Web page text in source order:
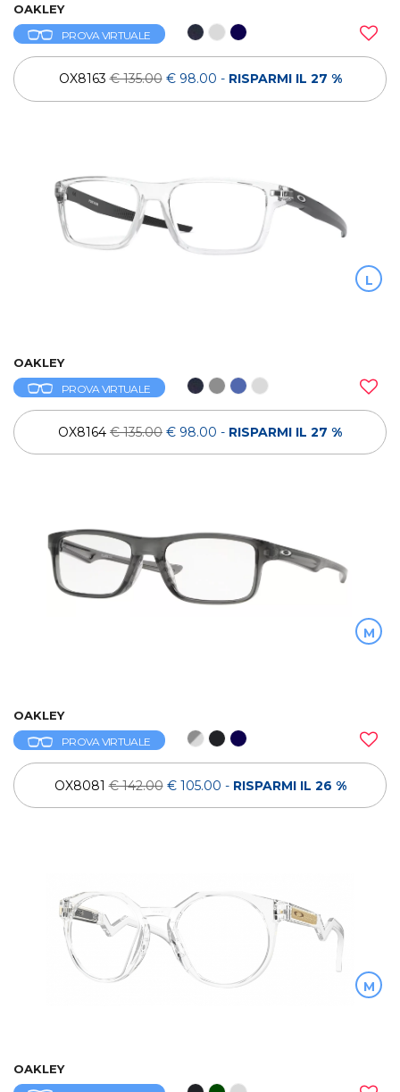
OAKLEY
PROVA VIRTUALE
OX8163€ 135.00 € 98.00 - RISPARMI IL 27 %
L
OAKLEY
PROVA VIRTUALE
OX8164 € 135.00 € 98.00 - RISPARMI IL 27 %
M
OAKLEY
PROVA VIRTUALE
OX8081€ 142.00 € 105.00 - RISPARMI IL 26 %
M
OAKLEY